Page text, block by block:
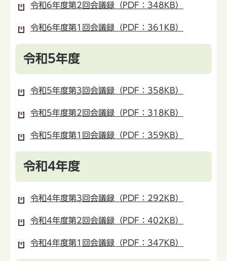
令和6年度第2回会議録（PDF：348KB）
令和6年度第1回会議録（PDF：361KB）
令和5年度
令和5年度第3回会議録（PDF：358KB）
令和5年度第2回会議録（PDF：318KB）
令和5年度第1回会議録（PDF：359KB）
令和4年度
令和4年度第3回会議録（PDF：292KB）
令和4年度第2回会議録（PDF：402KB）
令和4年度第1回会議録（PDF：347KB）